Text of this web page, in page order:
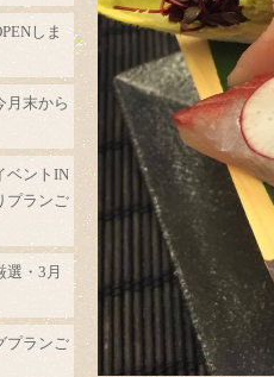
しま
月末から
ベントIN
プランご
選・3月
プランご